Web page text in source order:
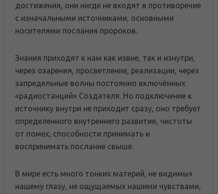
достижения, они нигде не входят в противоречие
с изначальными источниками, основными
носителями послания пророков.
Знания приходят к нам как извне, так и изнутри,
через озарения, просветление, реализации, через
запредельные волны постоянно включённых
«радиостанций» Создателя. Но подключение к
источнику внутри не приходит сразу, оно требует
определенного внутреннего развития, чистоты
от помех, способности принимать и
воспринимать послание свыше.
В мире есть много тонких материй, не видимых
нашему глазу, не ощущаемых нашими чувствами,